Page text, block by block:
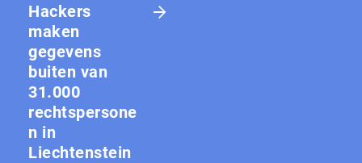
Hackers
maken
gegevens
buiten van
31.000
rechtspersone
n in
Liechtenstein